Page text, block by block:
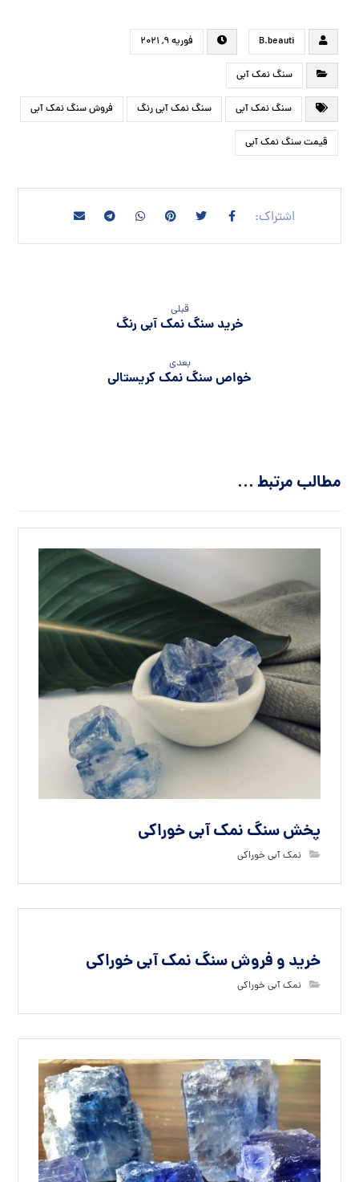
B.beauti فوریه ۹, ۲۰۲۱
سنگ نمک آبی
سنگ نمک آبی سنگ نمک آبی رنگ فروش سنگ نمک آبی
قیمت سنگ نمک آبی
قبلی
خرید سنگ نمک آبی رنگ
بعدی
خواص سنگ نمک کریستالی
مطالب مرتبط ...
پخش سنگ نمک آبی خوراکی
نمک آبی خوراکی
خرید و فروش سنگ نمک آبی خوراکی
نمک آبی خوراکی